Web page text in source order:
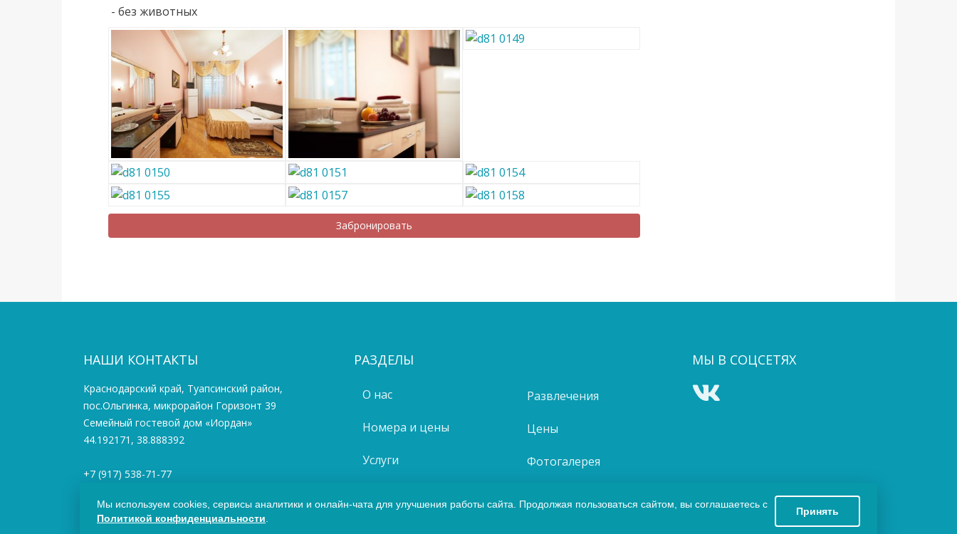
- без животных
Забронировать
НАШИ КОНТАКТЫ
Краснодарский край, Туапсинский район,
пос.Ольгинка, микрорайон Горизонт 39
Семейный гостевой дом «Иордан»
44.192171, 38.888392
+7 (917) 538-71-77
info@iordangd.ru
РАЗДЕЛЫ
О нас
Номера и цены
Услуги
Развлечения
Цены
Фотогалерея
МЫ В СОЦСЕТЯХ
Мы используем cookies, сервисы аналитики и онлайн-чата для улучшения работы сайта. Продолжая пользоваться сайтом, вы соглашаетесь с
Политикой конфиденциальности
Принять